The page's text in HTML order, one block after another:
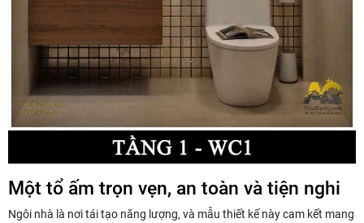
Một tổ ấm trọn vẹn, an toàn và tiện nghi
Ngôi nhà là nơi tái tạo năng lượng, và mẫu thiết kế này cam kết mang